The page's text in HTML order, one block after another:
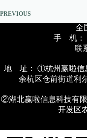
PREVIOUS
全
手 机：
联
地 址： ①杭州赢啦信
余杭区仓前街道利
②湖北赢啦信息科技有
开发区